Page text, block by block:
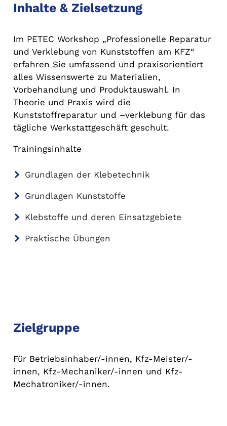
Inhalte & Zielsetzung
Im PETEC Workshop „Professionelle Reparatur
und Verklebung von Kunststoffen am KFZ“
erfahren Sie umfassend und praxisorientiert
alles Wissenswerte zu Materialien,
Vorbehandlung und Produktauswahl. In
Theorie und Praxis wird die
Kunststoffreparatur und –verklebung für das
tägliche Werkstattgeschäft geschult.
Trainingsinhalte
Grundlagen der Klebetechnik
Grundlagen Kunststoffe
Klebstoffe und deren Einsatzgebiete
Praktische Übungen
Zielgruppe
Für Betriebsinhaber/-innen, Kfz-Meister/-
innen, Kfz-Mechaniker/-innen und Kfz-
Mechatroniker/-innen.